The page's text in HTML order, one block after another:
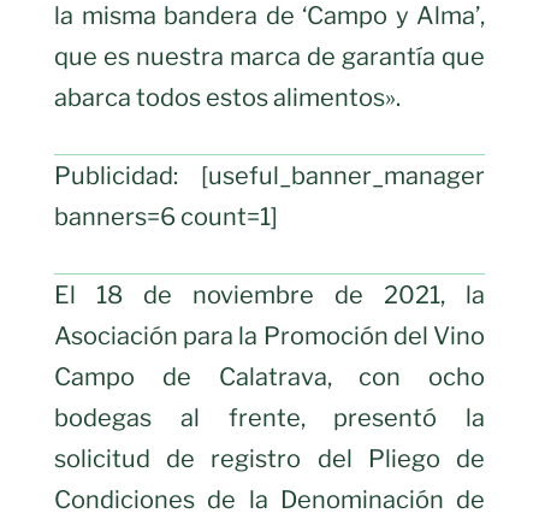
la misma bandera de ‘Campo y Alma’,
que es nuestra marca de garantía que
abarca todos estos alimentos».
Publicidad: [useful_banner_manager
banners=6 count=1]
El 18 de noviembre de 2021, la
Asociación para la Promoción del Vino
Campo de Calatrava, con ocho
bodegas al frente, presentó la
solicitud de registro del Pliego de
Condiciones de la Denominación de